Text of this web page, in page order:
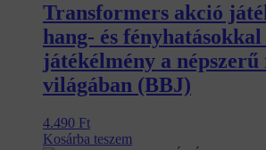
Transformers akció
hang- és
játékélmény a
világában (BBJ)
4.490 Ft
Kosárba teszem